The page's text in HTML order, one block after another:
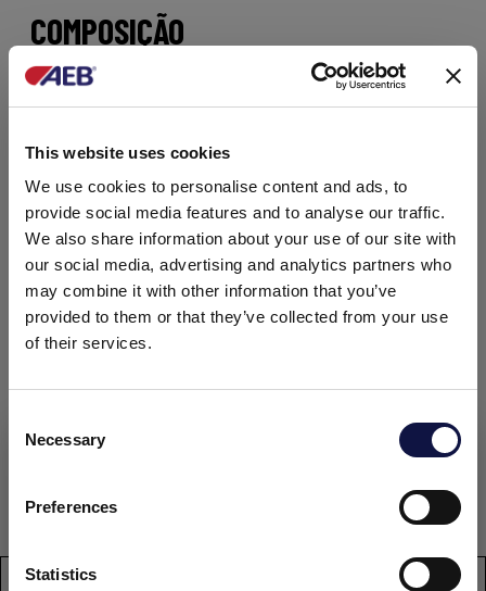
This website uses cookies
We use cookies to personalise content and ads, to
provide social media features and to analyse our traffic.
We also share information about your use of our site with
our social media, advertising and analytics partners who
may combine it with other information that you’ve
provided to them or that they’ve collected from your use
of their services.
Selection
Necessary
Preferences
Statistics
Este site destina-se a um público empresarial.
(empresas e outras entidades profissionais).
Eu entendi
COMPOSIÇÃO
BGLU (Betaglucanase).
EMBALAGENS
Frascos de 250 g em caixas com 1 kg.
Frascos de 1 kg em caixa de 4 kg.
DOCUMENTAÇÃO
Ficha de dados de segurança
Declaração de conformidade